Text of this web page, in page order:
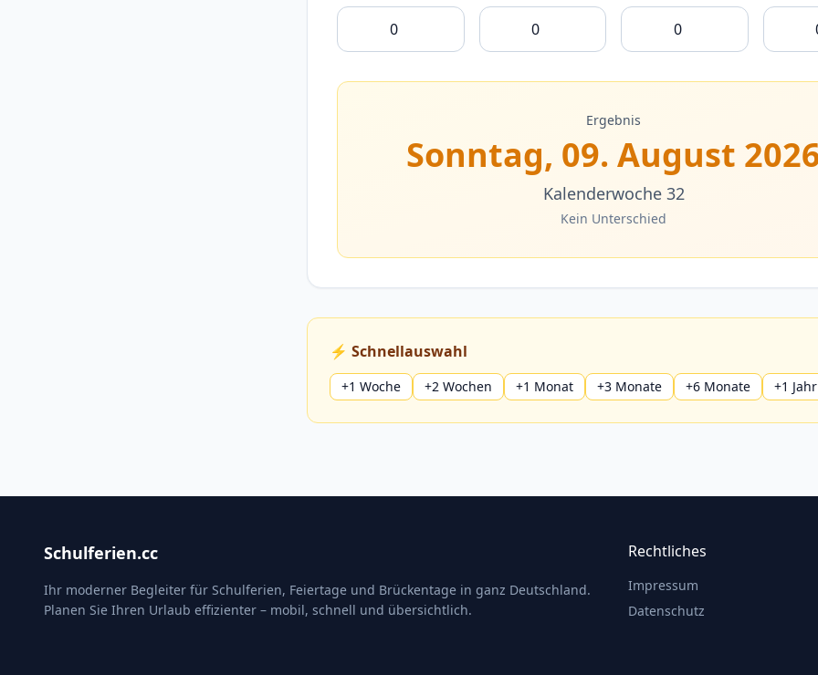
Ergebnis
Sonntag, 09. August
Kalenderwoche 32
Kein Unterschied
⚡ Schnellauswahl
+1 Woche +2 Wochen +1 Monat +3 Monate +6 Monate +1 Jahr
Schulferien.cc
Ihr moderner Begleiter für Schulferien, Feiertage und Brückentage in ganz Deutschland.
Planen Sie Ihren Urlaub effizienter – mobil, schnell und übersichtlich.
Rechtliches
Impressum
Datenschutz